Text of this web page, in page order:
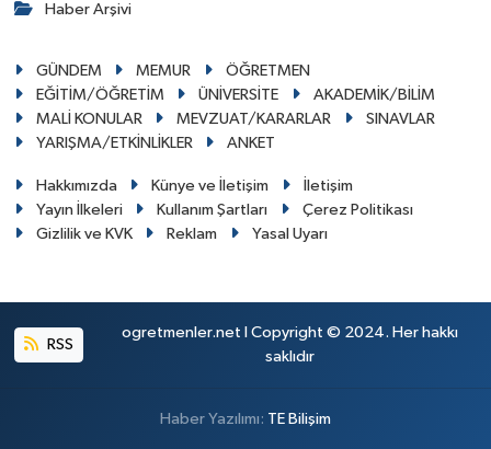
Haber Arşivi
GÜNDEM MEMUR
ÖĞRETMEN
EĞİTİM/ÖĞRETİM
ÜNİVERSİTE
AKADEMİK/BİLİM
MALİ KONULAR
MEVZUAT/KARARLAR
SINAVLAR
YARIŞMA/ETKİNLİKLER
ANKET
Hakkımızda Künye ve İletişim
İletişim
Yayın İlkeleri
Kullanım Şartları
Çerez Politikası
Gizlilik ve KVK
Reklam Yasal Uyarı
RSS
ogretmenler.net I Copyright © 2024. Her hakkı
saklıdır
Haber Yazılımı: TE Bilişim